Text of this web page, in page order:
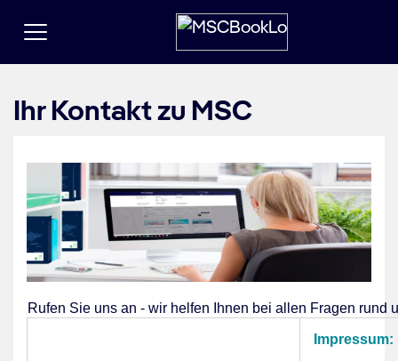
Ihr Kontakt zu MSC
Rufen Sie uns an - wir helfen Ihnen bei allen Fragen rund
Impressum: